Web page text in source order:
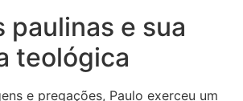
paulinas e sua
teológica
e pregações, Paulo exerceu um